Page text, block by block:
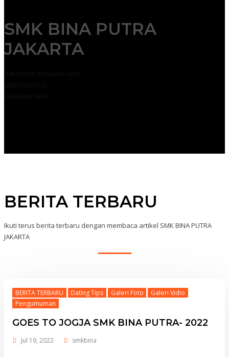
SMK BINA PUTRA
JAKARTA
BERITA TERBARU
Ikuti terus berita terbaru dengan membaca artikel SMK BINA PUTRA
JAKARTA
BERITA TERBARU Dating Tips Galeri Foto
Galeri Vidio
Pengumuman
GOES TO JOGJA SMK BINA PUTRA- 2022
Jul 19, 2022 smkbina